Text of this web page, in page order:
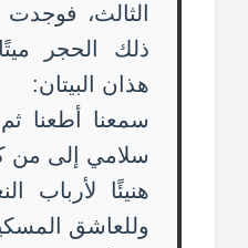
الثالث،
ذلك الحجر
هذان البيتان:
سمعنا أطعنا
سلامي إلى من
هنيئًا لأرباب
وللعاشق